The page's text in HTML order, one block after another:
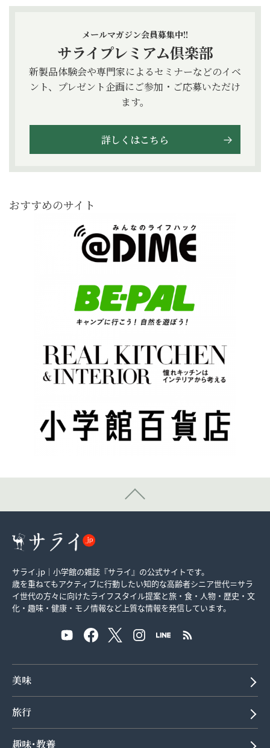
メールマガジン会員募集中!!
サライプレミアム倶楽部
新製品体験会や専門家によるセミナーなどのイベ
ント、プレゼント企画にご参加・ご応募いただけ
ます。
詳しくはこちら
おすすめのサイト
サライ.jp｜小学館の雑誌『サライ』の公式サイトです。
歳を重ねてもアクティブに行動したい知的な高齢者シニア世代＝サラ
イ世代の方々に向けたライフスタイル提案と旅・食・人物・歴史・文
化・趣味・健康・モノ情報など上質な情報を発信しています。
美味
旅行
趣味･教養